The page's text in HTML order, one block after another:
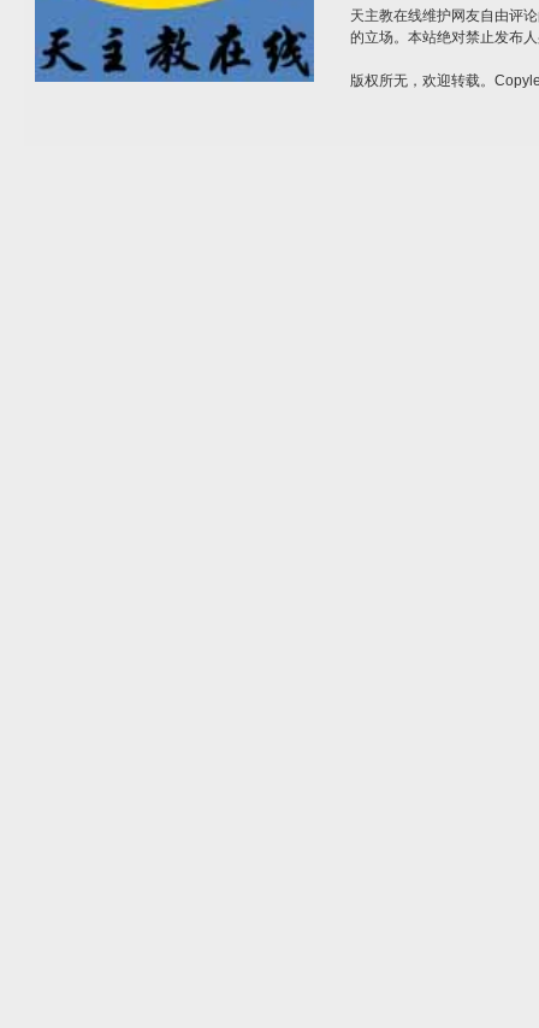
天主教在线维护网友自由评
的立场。本站绝对禁止发布
版权所无，欢迎转载。